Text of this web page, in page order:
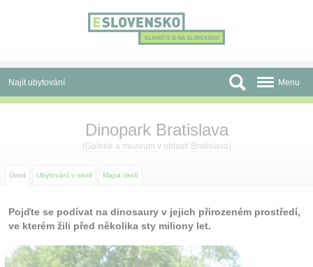
Najít ubytování
Autobusové zájezdy
Před cestou
Atrakce
Menu
Dinopark Bratislava
(Galerie a muzeum v oblasti Bratislava)
Úvod Ubytování v okolí Mapa okolí
Pojďte se podívat na dinosaury v jejich přirozeném prostředí,
ve kterém žili před několika sty miliony let.